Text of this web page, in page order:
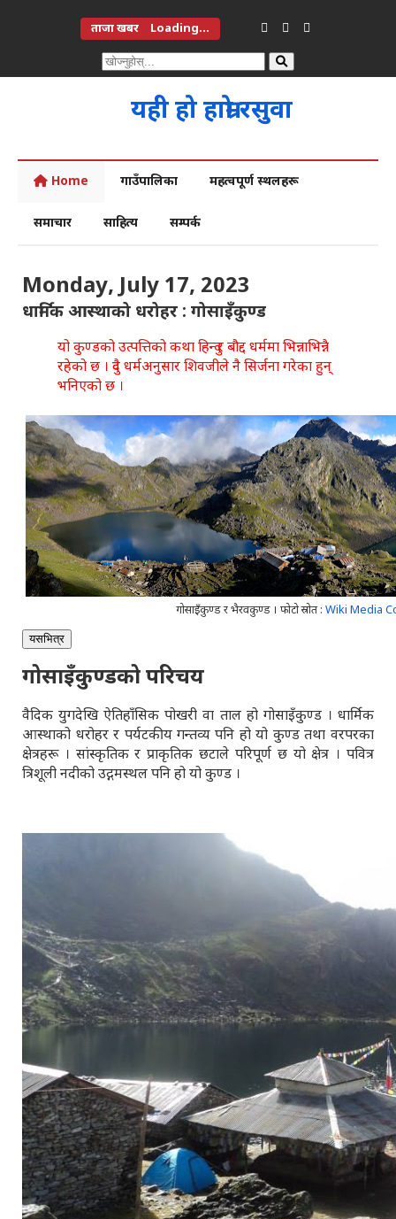
ताजा खबर Loading...
यही हो हाम्रो रसुवा
Home गाउँपालिका महत्वपूर्ण स्थलहरू
समाचार साहित्य सम्पर्क
Monday, July 17, 2023
धार्मिक आस्थाको धरोहर : गोसाइँकुण्ड
यो कुण्डको उत्पत्तिको कथा हिन्दु र बौद्द धर्ममा भिन्नाभिन्नै
रहेको छ । दुवै धर्मअनुसार शिवजीले नै सिर्जना गरेका हुन्
भनिएको छ ।
गोसाइँकुण्ड र भैरवकुण्ड । फोटो स्रोत : Wiki Media
यसभित्र
गोसाइँकुण्डको परिचय
वैदिक युगदेखि ऐतिहाँसिक पोखरी वा ताल हो गोसाइँकुण्ड । धार्मिक
आस्थाको धरोहर र पर्यटकीय गन्तव्य पनि हो यो कुण्ड तथा वरपरका
क्षेत्रहरू । सांस्कृतिक र प्राकृतिक छटाले परिपूर्ण छ यो क्षेत्र । पवित्र
त्रिशूली नदीको उद्गमस्थल पनि हो यो कुण्ड ।